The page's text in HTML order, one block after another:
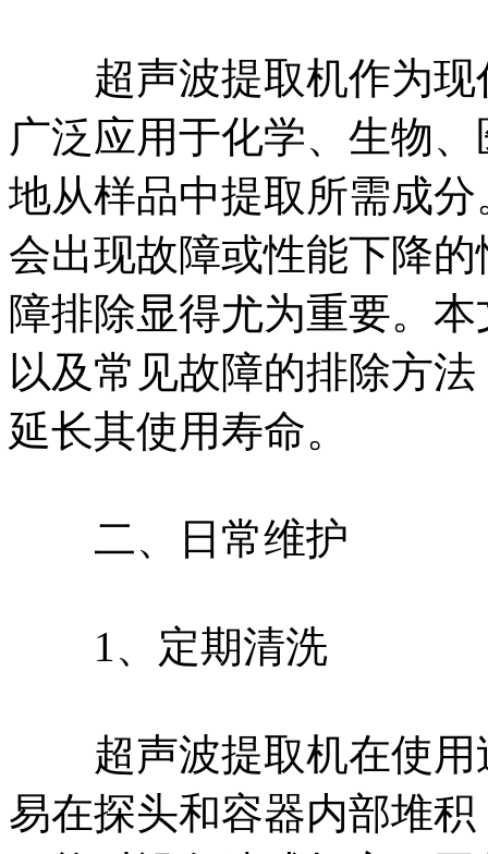
超声波提取机作为现
广泛应用于化学、生物
地从样品中提取所需成
会出现故障或性能下降
障排除显得尤为重要。
以及常见故障的排除方
延长其使用寿命。
二、日常维护
1、定期清洗
超声波提取机在使用
易在探头和容器内部堆